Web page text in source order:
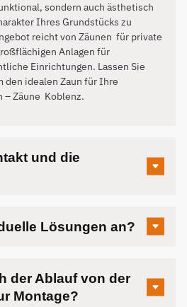
sondern auch ästhetisch
Ihres Grundstücks zu
reicht von Zäunen für private
Anlagen für
Einrichtungen. Lassen Sie
den idealen Zaun für Ihre
– Zäune Koblenz.
und die
Lösungen an?
der Ablauf von der
Montage?